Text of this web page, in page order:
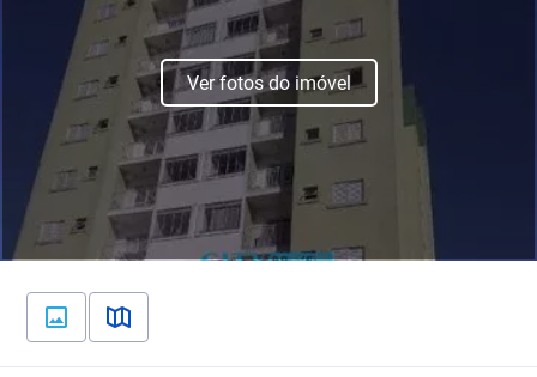
Ver fotos do imóvel